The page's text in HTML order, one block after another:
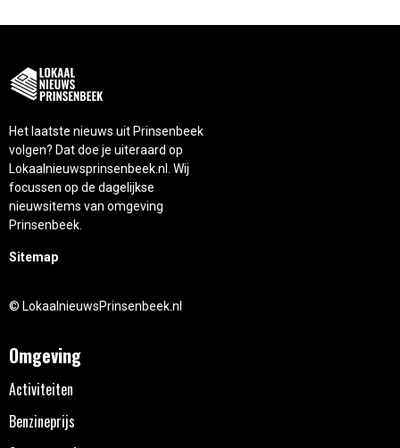
Het laatste nieuws uit Prinsenbeek
volgen? Dat doe je uiteraard op
Lokaalnieuwsprinsenbeek.nl. Wij
focussen op de dagelijkse
nieuwsitems van omgeving
Prinsenbeek.
Sitemap
© LokaalnieuwsPrinsenbeek.nl
Omgeving
Activiteiten
Benzineprijs